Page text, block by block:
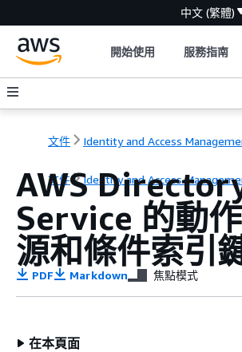
中文 (繁體)
開始使用 服務指南
文件 Identity and Access
文件 Identity and Access
AWS
Service 的動
源和條件索引
PDF Markdown 焦點模式
在本頁面